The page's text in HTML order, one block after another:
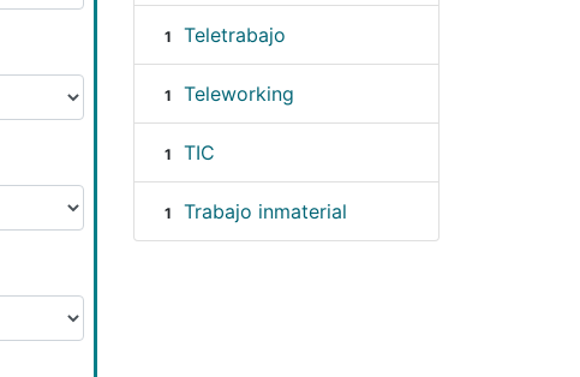
1 Teletrabajo
1 Teleworking
1 TIC
1 Trabajo inmaterial